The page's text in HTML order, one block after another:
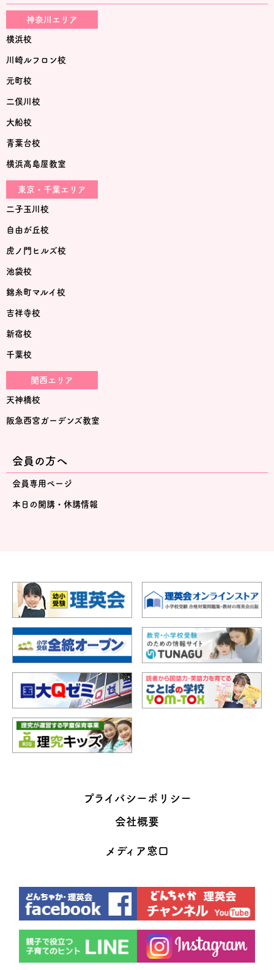
神奈川エリア
横浜校
川崎ルフロン校
元町校
二俣川校
大船校
青葉台校
横浜高島屋教室
東京・千葉エリア
二子玉川校
自由が丘校
虎ノ門ヒルズ校
池袋校
錦糸町マルイ校
吉祥寺校
新宿校
千葉校
関西エリア
天神橋校
阪急西宮ガーデンズ教室
会員の方へ
会員専用ページ
本日の開講・休講情報
プライバシーポリシー
会社概要
メディア窓口